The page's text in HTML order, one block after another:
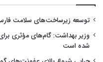
توسعه زیرساخت‌های سلامت فارس با ۳ پروژه
وزیر بهداشت: گام‌های مؤثری
شده است